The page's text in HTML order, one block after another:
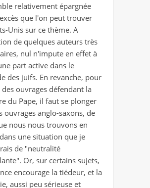
relativement épargnée
que l'on peut trouver
Unis sur ce thème. A
de quelques auteurs très
nul n'impute en effet à
part active dans le
des juifs. En revanche, pour
ouvrages défendant la
du Pape, il faut se plonger
ouvrages anglo-saxons, de
nous nous trouvons en
une situation que je
de "neutralité
Or, sur certains sujets,
encourage la tiédeur, et la
aussi peu sérieuse et